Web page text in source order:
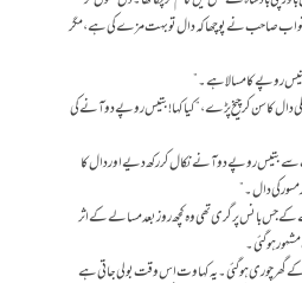
صاحب نے پوچھا کہ دال تو بہت مزے کی ہے، مگر
روپے کا مسالا ہے۔”
کا سن کر چیخ پڑے، “کیا کہا! بتیس روپے دو آنے کی
سے بتیس روپے دو آنے نکال کر رکھ دیے اور دال کا
مسور کی دال۔”
کے جس بانس پر گری تھی وہ کچھ روز بعد مسالے کے اثر
ہوگئی۔
چور کے گھر چوری ہو گئی۔ یہ کہاوت اس وقت بولی جاتی ہے